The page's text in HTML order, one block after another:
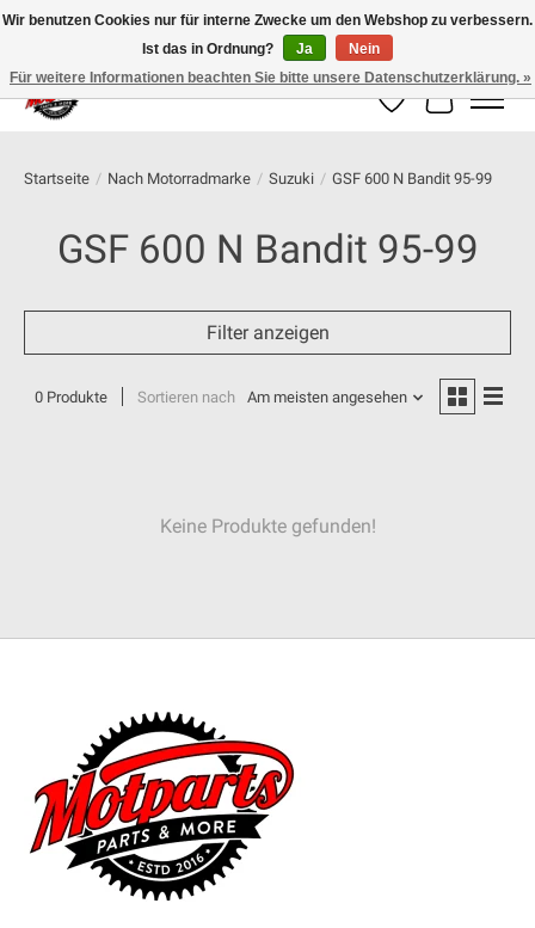
100% schweizer Onlineshop für Dein Motorrad
Wunschzettel
Ihr
Startseite / Nach Motorradmarke / Suzuki / GSF 600 N Bandit 95-99
GSF 600 N Bandit 95-99
Filter anzeigen
0 Produkte Sortieren nach Am meisten angesehen
Keine Produkte gefunden!
Wir benutzen Cookies nur für interne Zwecke um den Webshop zu verbessern.
Ist das in Ordnung?
Ja
Nein
Für weitere Informationen beachten Sie bitte unsere Datenschutzerklärung. »